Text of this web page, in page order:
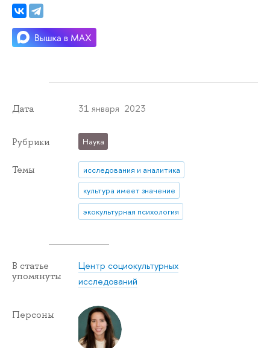
Дата 31 января 2023
Рубрики Наука
Темы
исследования и аналитика
культура имеет значение
экокультурная психология
В статье
упомянуты
Центр социокультурных
исследований
Персоны